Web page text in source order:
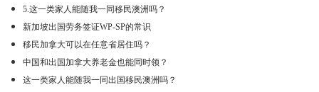
5.这一类家人能随我一同移民澳洲吗？
新加坡出国劳务签证WP-SP的常识
移民加拿大可以在任意省居住吗？
中国和出国加拿大养老金也能同时领？
这一类家人能随我一同出国移民澳洲吗？